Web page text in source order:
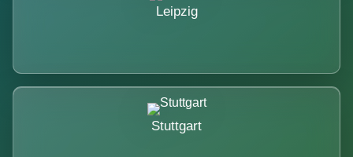
Leipzig
Stuttgart